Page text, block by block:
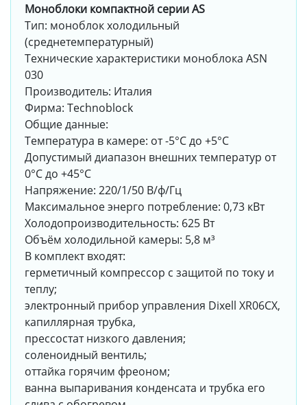
Моноблоки компактной серии АS
Тип: моноблок холодильный
(среднетемпературный)
Технические характеристики моноблока ASN
030
Производитель: Италия
Фирма: Technoblock
Общие данные:
Температура в камере: от -5°С до +5°С
Допустимый диапазон внешних температур от
0°С до +45°С
Напряжение: 220/1/50 В/ф/Гц
Максимальное энерго потребление: 0,73 кВт
Холодопроизводительность: 625 Вт
Объём холодильной камеры: 5,8 м³
В комплект входят:
герметичный компрессор с защитой по току и
теплу;
электронный прибор управления Dixell XR06CX,
капиллярная трубка,
прессостат низкого давления;
соленоидный вентиль;
оттайка горячим фреоном;
ванна выпаривания конденсата и трубка его